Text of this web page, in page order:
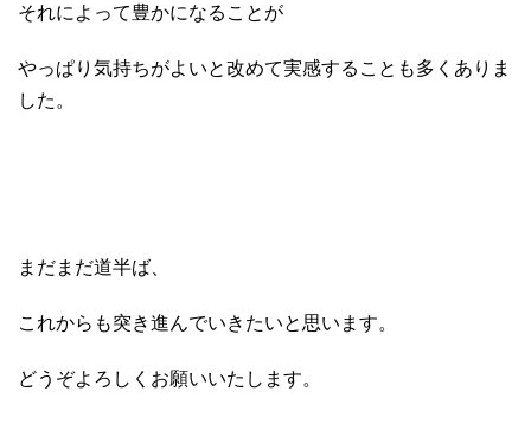
それによって豊かになることが
やっぱり気持ちがよいと改めて実感することも多くありま
した。
まだまだ道半ば、
これからも突き進んでいきたいと思います。
どうぞよろしくお願いいたします。